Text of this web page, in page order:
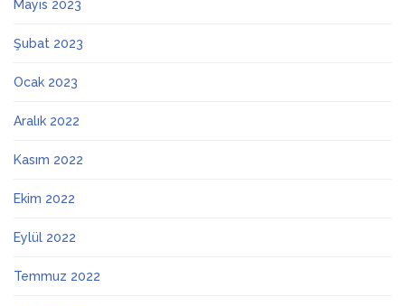
Mayıs 2023
Şubat 2023
Ocak 2023
Aralık 2022
Kasım 2022
Ekim 2022
Eylül 2022
Temmuz 2022